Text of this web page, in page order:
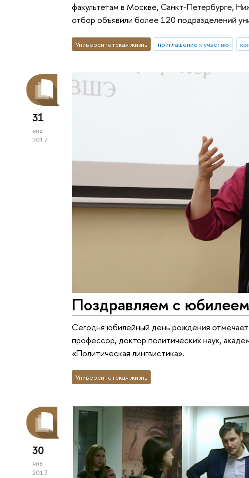
факультетам в Москве, Санкт-Петербурге,
отбор объявили более 120 подразделений
Университетская жизнь приглашение к участию
31
янв
2017
Поздравляем с
Сегодня юбилейный день рождения
профессор, доктор политических наук,
«Политическая лингвистика».
Университетская жизнь
30
янв
2017